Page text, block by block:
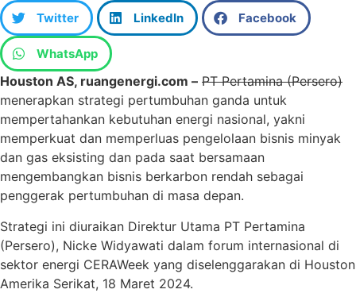
Twitter LinkedIn Facebook
WhatsApp
Houston AS, ruangenergi.com – PT Pertamina (Persero)
menerapkan strategi pertumbuhan ganda untuk
mempertahankan kebutuhan energi nasional, yakni
memperkuat dan memperluas pengelolaan bisnis minyak
dan gas eksisting dan pada saat bersamaan
mengembangkan bisnis berkarbon rendah sebagai
penggerak pertumbuhan di masa depan.
Strategi ini diuraikan Direktur Utama PT Pertamina
(Persero), Nicke Widyawati dalam forum internasional di
sektor energi CERAWeek yang diselenggarakan di Houston
Amerika Serikat, 18 Maret 2024.